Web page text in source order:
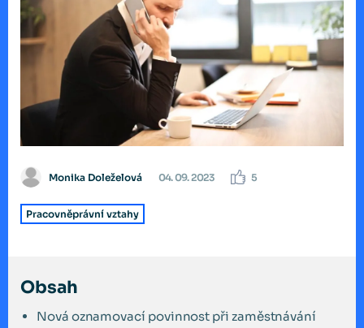
Monika Doleželová 04. 09. 2023 5
Pracovněprávní vztahy
Obsah
Nová oznamovací povinnost při zaměstnávání